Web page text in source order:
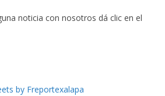
noticia con nosotros dá clic en el
by Freportexalapa